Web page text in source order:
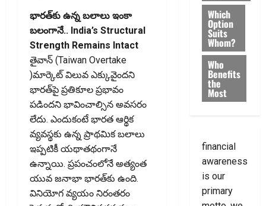
భారత్‌కు ఉన్న బలాలు ఇంకా
బలంగానే.. India’s Structural
Strength Remains Intact
తైవాన్‌ (Taiwan Overtake
)మార్కెట్ విలువ ఎక్కువైందని
భారత్‌పై ప్రతికూల ప్రభావం
పడిందని భావించాల్సిన అవసరం
లేదు. ఎందుకంటే భారత ఆర్థిక
వ్యవస్థకు ఉన్న ప్రాథమిక బలాలు
ఇప్పటికీ యథాతథంగానే
ఉన్నాయి. ప్రపంచంలోనే అత్యంత
యువ జనాభా భారత్‌కు ఉంది.
వినియోగ వ్యయం నిరంతరం
Which
Option
Suits
Whom?
Who
Benefits
the
Most
financial
awareness
is our
primary